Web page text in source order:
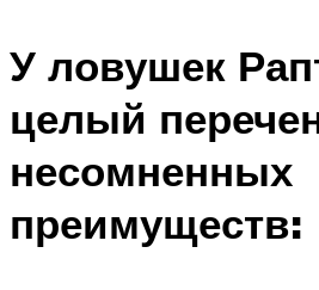
У ловушек
целый
несомненных
преимуществ: